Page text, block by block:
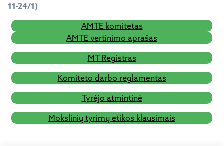
11-24/1)
AMTE komitetas
AMTE vertinimo aprašas
MT Registras
Komiteto darbo reglamentas
Tyrėjo atmintinė
Mokslinių tyrimų etikos klausimais